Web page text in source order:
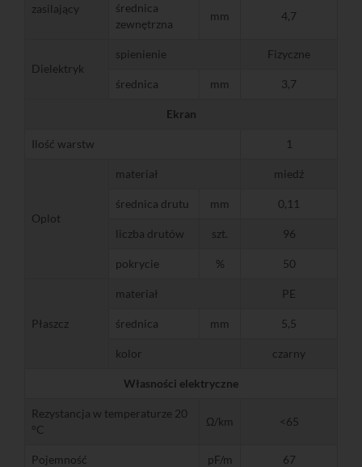
zasilający
średnica
zewnętrzna
mm 4,7
Dielektryk
spienienie Fizyczne
średnica mm 3,7
Ekran
Ilość warstw 1
Oplot
materiał miedź
średnica drutu mm 0,11
liczba drutów szt. 96
pokrycie % 50
Płaszcz
materiał PE
średnica mm 5,5
kolor czarny
Własności elektryczne
Rezystancja w temperaturze 20
°C
Ω/km <65
Pojemność pF/m 67